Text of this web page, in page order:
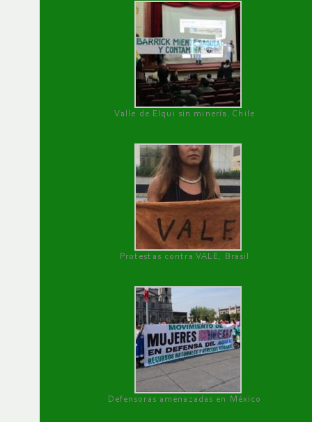
Valle de Elqui sin minería. Chile
Protestas contra VALE, Brasil
Defensoras amenazadas en México